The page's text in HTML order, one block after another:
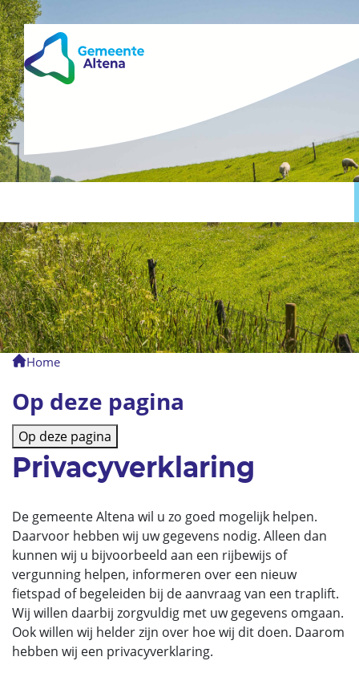
Home
Privacyverklaring
De gemeente Altena wil u zo goed mogelijk helpen.
Daarvoor hebben wij uw gegevens nodig. Alleen dan
kunnen wij u bijvoorbeeld aan een rijbewijs of
vergunning helpen, informeren over een nieuw
fietspad of begeleiden bij de aanvraag van een traplift.
Wij willen daarbij zorgvuldig met uw gegevens omgaan.
Ook willen wij helder zijn over hoe wij dit doen. Daarom
hebben wij een privacyverklaring.
Op deze pagina
Op deze pagina